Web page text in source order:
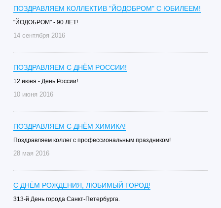
ПОЗДРАВЛЯЕМ КОЛЛЕКТИВ "ЙОДОБРОМ" С ЮБИЛЕЕМ!
"ЙОДОБРОМ" - 90 ЛЕТ!
14 сентября 2016
ПОЗДРАВЛЯЕМ С ДНЁМ РОССИИ!
12 июня - День России!
10 июня 2016
ПОЗДРАВЛЯЕМ С ДНЁМ ХИМИКА!
Поздравляем коллег с профессиональным праздником!
28 мая 2016
С ДНЁМ РОЖДЕНИЯ, ЛЮБИМЫЙ ГОРОД!
313-й День города Санкт-Петербурга.